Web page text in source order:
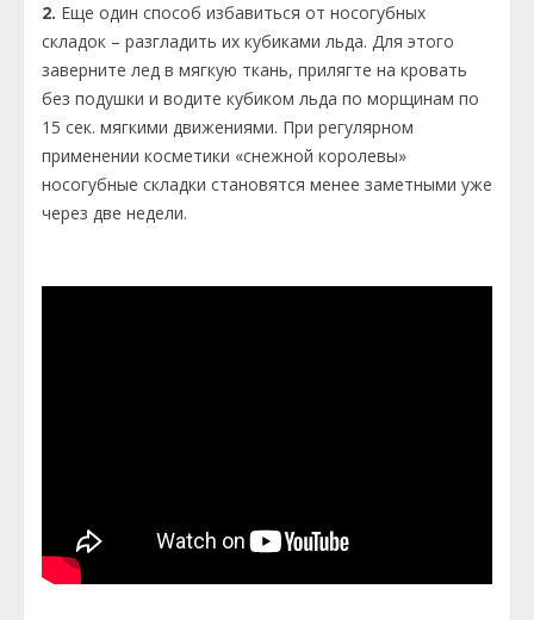
2. Еще один способ избавиться от носогубных
складок – разгладить их кубиками льда. Для этого
заверните лед в мягкую ткань, прилягте на кровать
без подушки и водите кубиком льда по морщинам по
15 сек. мягкими движениями. При регулярном
применении косметики «снежной королевы»
носогубные складки становятся менее заметными уже
через две недели.